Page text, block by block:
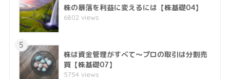
株の暴落を利益に変えるには【株基礎04】
6802 views
5
株は資金管理がすべて～プロの取引は分割売
買【株基礎07】
5754 views